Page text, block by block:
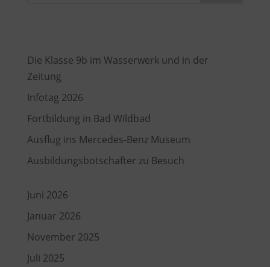
Die Klasse 9b im Wasserwerk und in der
Zeitung
Infotag 2026
Fortbildung in Bad Wildbad
Ausflug ins Mercedes-Benz Museum
Ausbildungsbotschafter zu Besuch
Juni 2026
Januar 2026
November 2025
Juli 2025